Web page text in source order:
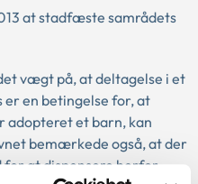
at stadfæste samrådets
vægt på, at deltagelse i et
en betingelse for, at
adopteret et barn, kan
bemærkede også, at der
at dispensere herfor.